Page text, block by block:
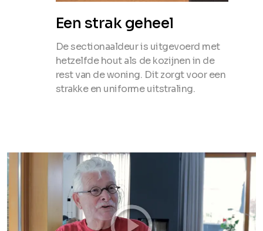
Een strak geheel
De sectionaaldeur is uitgevoerd met
hetzelfde hout als de kozijnen in de
rest van de woning. Dit zorgt voor een
strakke en uniforme uitstraling.